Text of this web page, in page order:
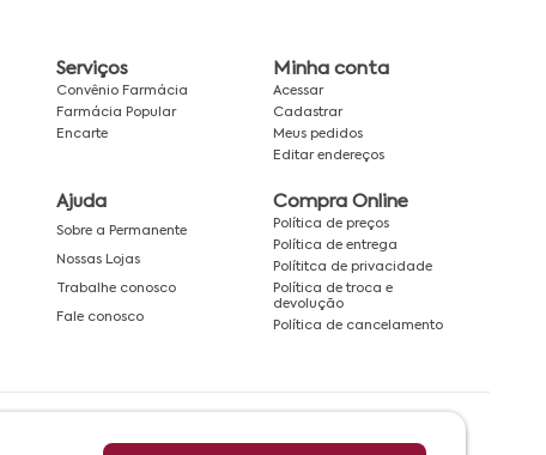
Serviços
Convênio Farmácia
Farmácia Popular
Encarte
Minha conta
Acessar
Cadastrar
Meus pedidos
Editar endereços
Ajuda
Sobre a Permanente
Nossas Lojas
Trabalhe conosco
Fale conosco
Compra Online
Política de preços
Política de entrega
Polítitca de privacidade
Política de troca e
devolução
Política de cancelamento